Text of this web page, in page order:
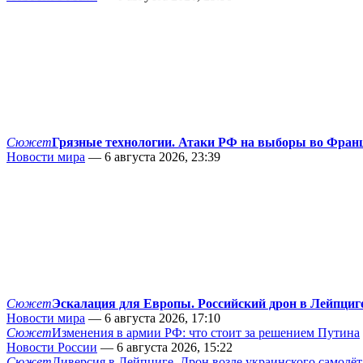
СюжетГрязные технологии. Атаки РФ на выборы во
Новости мира — 6 августа 2026, 23:39
СюжетЭскалация для Европы. Российский дрон в
Новости мира — 6 августа 2026, 17:10
СюжетИзменения в армии РФ: что стоит за решением Путина
Новости России — 6 августа 2026, 15:22